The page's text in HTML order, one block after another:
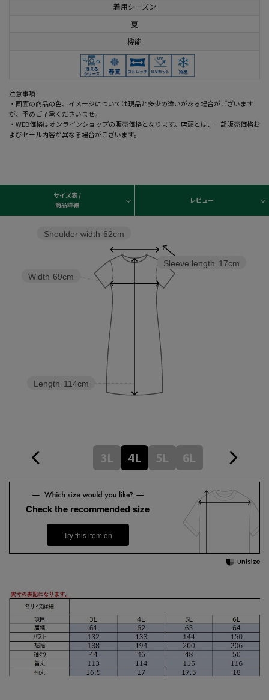
着用シーズン
夏
機能
注意事項
・画面の商品の色、イメージについては現品と多少の違いがある場合がございます
が、予めご了承くださいませ。
・WEB価格はオンラインショップの販売価格となります。店頭とは、一部販売価格お
よびセール内容が異なる場合がございます。
サイズ表 /
商品詳細
レビュー
Sleeve length 17cm
Length 114cm
Width 69cm
Shoulder width 62cm
3L 4L 5L 6L
Check the recommended size
Try this item on